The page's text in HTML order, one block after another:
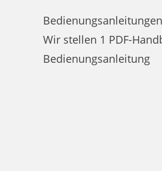
Wir stellen 1 PDF-
Bedienungsanleitung